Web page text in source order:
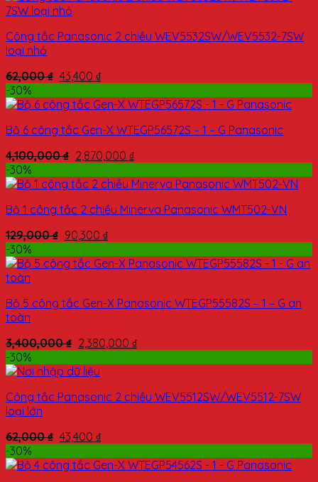
Công tắc Panasonic 2 chiều WEV5532SW/WEV5532-7SW
loại nhỏ
62,000₫ 43,400 ₫
-30%
Bộ 6 công tắc Gen-X WTEGP56572S – 1 – G Panasonic
4,100,000₫ 2,870,000 ₫
-30%
Bộ 1 công tắc 2 chiều Minerva Panasonic WMT502-VN
129,000₫ 90,300 ₫
-30%
Bộ 5 công tắc Gen-X Panasonic WTEGP55582S – 1 – G an
toàn
3,400,000₫ 2,380,000 ₫
-30%
Công tắc Panasonic 2 chiều WEV5512SW/WEV5512-7SW
loại lớn
62,000₫ 43,400 ₫
-30%